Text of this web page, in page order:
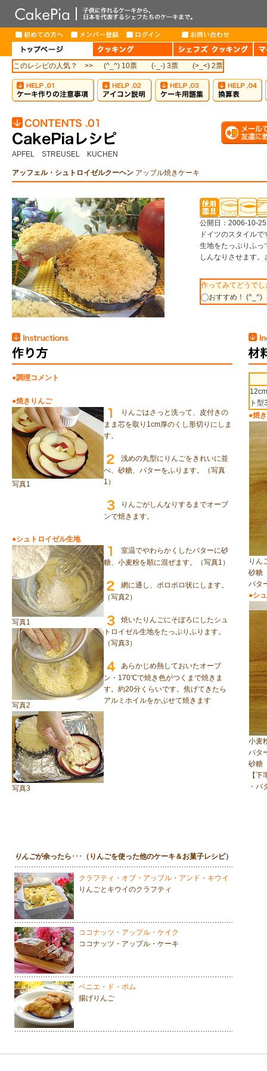
このレシピの人気？ >> (^_^) 10票 (-_-) 3票 (>_<) 2票
APFEL STREUSEL KUCHEN
アッフェル・シュトロイゼルクーヘン アップル焼きケーキ
公開日：2006-10-25
ドイツのスタイル
生地をたっぷりふっ
しんなりさせます
作ってみてどうでし
おすすめ！ (^_^)
●調理コメント
●焼きりんご
写真1
りんごはさっと洗って、皮付きの
まま芯を取り1cm厚のくし形切りにしま
す。
浅めの丸型にりんごをきれいに並
べ、砂糖、バターをふります。（写真
1）
りんごがしんなりするまでオーブ
ンで焼きます。
●シュトロイゼル生地
写真1
写真2
写真3
室温でやわらかくしたバターに砂
糖、小麦粉を順に混ぜます。（写真1）
網に通し、ポロポロ状にします。
（写真2）
焼いたりんごにそぼろにしたシュ
トロイゼル生地をたっぷりふります。
（写真3）
あらかじめ熱しておいたオーブ
ン・170℃で焼き色がつくまで焼きま
す。約20分くらいです。焦げてきたら
アルミホイルをかぶせて焼きます
ト
●焼
りん
砂糖
バタ
●シ
小麦
バタ
砂糖
【下
・バ
りんごが余ったら･･･（りんごを使った他のケーキ＆お菓子レシピ）
クラフティ・オブ・アップル・アンド・キウイ
りんごとキウイのクラフティ
ココナッツ・アップル・ケイク
ココナッツ・アップル・ケーキ
ベニエ・ド・ポム
揚げりんご